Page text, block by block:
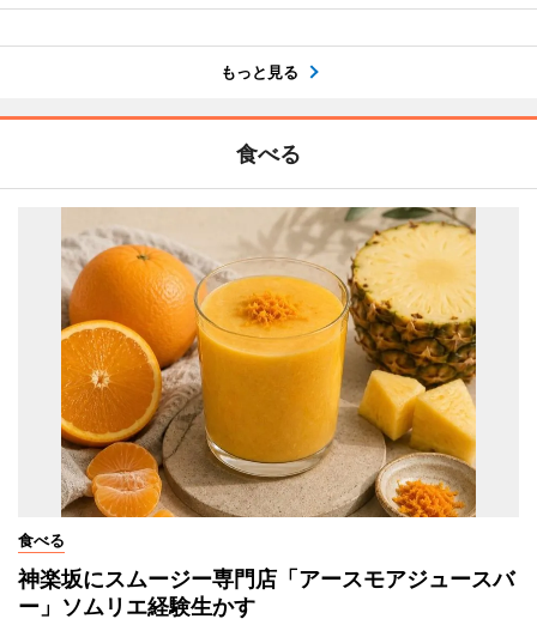
もっと見る
食べる
食べる
神楽坂にスムージー専門店「アースモアジュースバ
ー」ソムリエ経験生かす